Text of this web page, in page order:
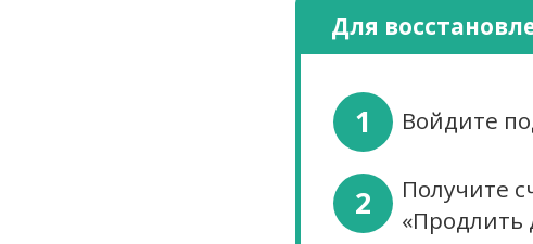
Для
1 Войдите
2 Получите
«Продлить